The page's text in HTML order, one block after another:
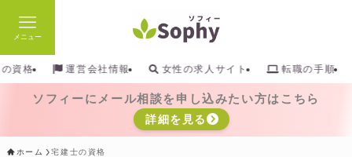
メニュー
資格 運営会社情報 女性の求人サイト 転職の手順
ソフィーにメール相談を申し込みたい方はこちら
詳細を見る
ホーム 宅建士の資格